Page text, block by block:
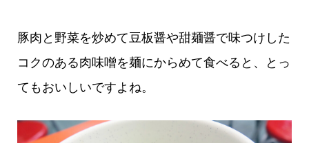
豚肉と野菜を炒めて豆板醤や甜麺醤で味つけした
コクのある肉味噌を麺にからめて食べると、とっ
てもおいしいですよね。